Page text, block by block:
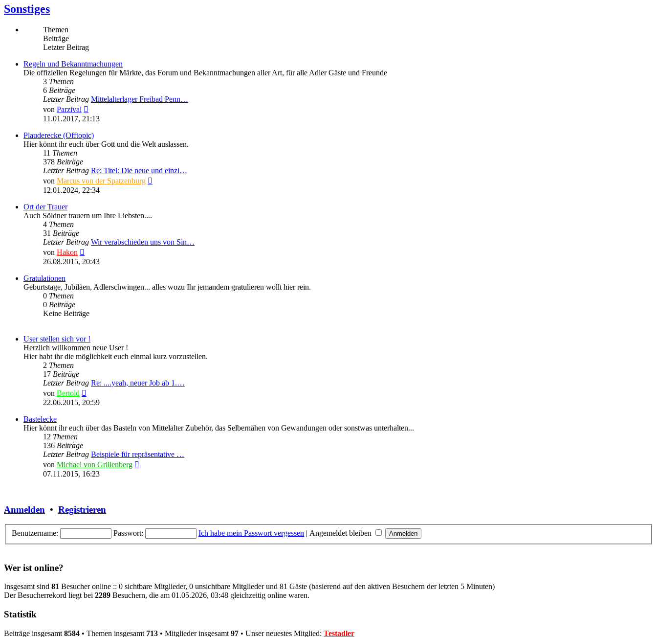
Sonstiges
Themen
Beiträge
Letzter Beitrag
Regeln und Bekanntmachungen
Die offiziellen Regelungen für Märkte, das Forum und Bekanntmachungen aller Art, für alle Adler Gäste und Freunde
3 Themen
6 Beiträge
Letzter Beitrag Mittelalterlager Freibad Penn…
von Parzival
Beitrag
11.01.2017, 21:13
Plauderecke (Offtopic)
Hier könnt ihr euch über Gott und die Welt auslassen.
11 Themen
378 Beiträge
Letzter Beitrag Re: Titel: Die neue und einzi…
von Marcus von der Spatzenburg
12.01.2024, 22:34
Ort der Trauer
Auch Söldner trauern um Ihre Liebsten....
4 Themen
31 Beiträge
Letzter Beitrag Wir verabschieden uns von Sin…
von Hakon
Beitrag
26.08.2015, 20:43
Gratulationen
Geburtstage, Jubiläen, Adlerschwingen... alles wozu Ihr jemandem gratulieren wollt hier rein.
0 Themen
0 Beiträge
Keine Beiträge
User stellen sich vor !
Herzlich willkommen neue User !
Hier habt ihr die möglichkeit euch einmal kurz vorzustellen.
2 Themen
17 Beiträge
Letzter Beitrag Re: ....yeah, neuer Job ab 1.…
von Bertold
Beitrag
22.06.2015, 20:59
Bastelecke
Hier könnt ihr euch über das Basteln von Mittelalter Zubehör, das Selbernähen von Gewandungen oder sonstwas unterhalten...
12 Themen
136 Beiträge
Letzter Beitrag Beispiele für repräsentative …
von Michael von Grillenberg
07.11.2015, 16:23
Anmelden • Registrieren
Benutzername: Passwort: Ich habe mein Passwort vergessen | Angemeldet bleiben
Wer ist online?
Insgesamt sind 81 Besucher online :: 0 sichtbare Mitglieder, 0 unsichtbare Mitglieder und 81 Gäste (basierend auf den aktiven Besuchern der letzten 5 Minuten)
Der Besucherrekord liegt bei 2289 Besuchern, die am 01.05.2026, 03:48 gleichzeitig online waren.
Statistik
Beiträge insgesamt 8584 • Themen insgesamt 713 • Mitglieder insgesamt 97 • Unser neuestes Mitglied: Testadler